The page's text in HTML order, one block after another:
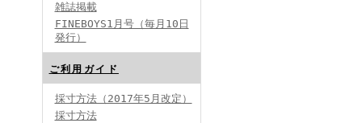
雑誌掲載
FINEBOYS1月号（毎月10日
発行）
ご利用ガイド
採寸方法（2017年5月改定）
採寸方法